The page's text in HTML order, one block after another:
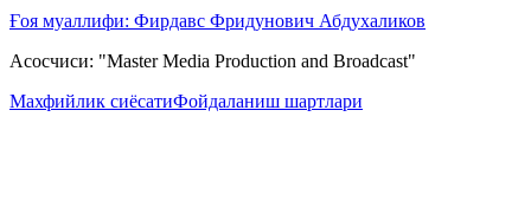
Ғоя муаллифи: Фирдавс Фридунович Абдухаликов
Асосчиси: "Master Media Production and Broadcast"
Махфийлик сиёсатиФойдаланиш шартлари